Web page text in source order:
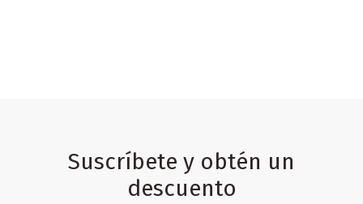
Suscríbete y obtén un
descuento